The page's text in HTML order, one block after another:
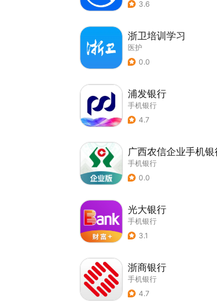
3.6
浙卫培训学习
医护
0.0
浦发银行
手机银行
4.7
广西农信企业手机银
手机银行
0.0
光大银行
手机银行
3.1
浙商银行
手机银行
4.7